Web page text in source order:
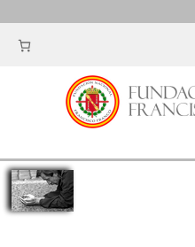
al
contenido